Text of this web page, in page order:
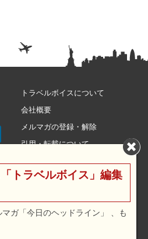
トラベルボイスについて
会社概要
メルマガの登録・解除
引用・転載について
利用規約
広告メニュー・料金
トラベルボイス」編集
ガ「今日のヘッドライン」 、も